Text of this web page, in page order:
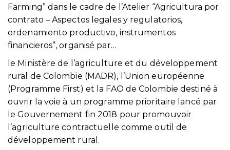
Farming” dans le cadre de l’Atelier “Agricultura por
contrato – Aspectos legales y regulatorios,
ordenamiento productivo, instrumentos
financieros”, organisé par…
le Ministère de l’agriculture et du développement
rural de Colombie (MADR), l’Union européenne
(Programme First) et la FAO de Colombie destiné à
ouvrir la voie à un programme prioritaire lancé par
le Gouvernement fin 2018 pour promouvoir
l’agriculture contractuelle comme outil de
développement rural.